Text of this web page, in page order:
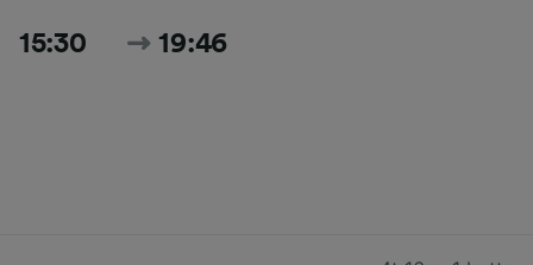
15:30 19:46